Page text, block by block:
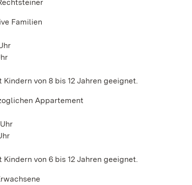
Familien
von 8 bis 12 Jahren geeignet.
Appartement
von 6 bis 12 Jahren geeignet.